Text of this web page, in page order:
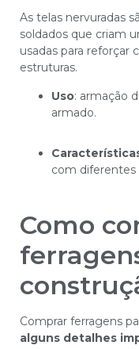
As telas nervuradas
soldados que criam
usadas para reforçar
estruturas.
Uso: armação
armado.
com diferentes
Como
Comprar ferragens
alguns detalhes